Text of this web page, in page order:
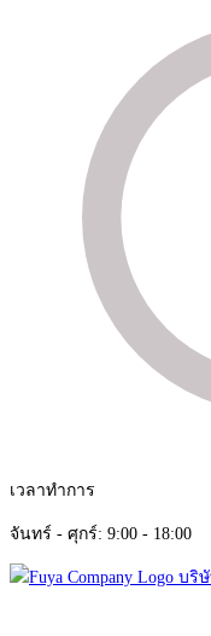
เวลาทำการ
จันทร์ - ศุกร์: 9:00 - 18:00